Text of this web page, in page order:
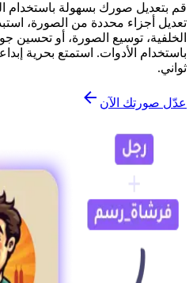
قم بتعديل صورك بسهولة باستخدام
تعديل أجزاء محددة من الصورة،
الخلفية، توسيع الصورة، أو
باستخدام الأدوات. استمتع بحرية
ثواني.
عدّل صورتك الآن